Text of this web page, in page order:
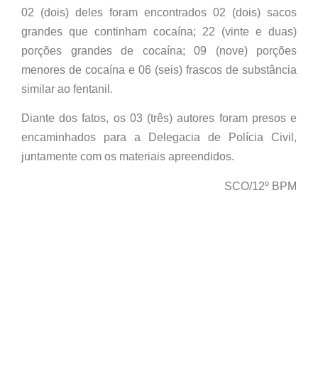
02 (dois) deles foram encontrados 02 (dois) sacos
grandes que continham cocaína; 22 (vinte e duas)
porções grandes de cocaína; 09 (nove) porções
menores de cocaína e 06 (seis) frascos de substância
similar ao fentanil.
Diante dos fatos, os 03 (três) autores foram presos e
encaminhados para a Delegacia de Polícia Civil,
juntamente com os materiais apreendidos.
SCO/12º BPM